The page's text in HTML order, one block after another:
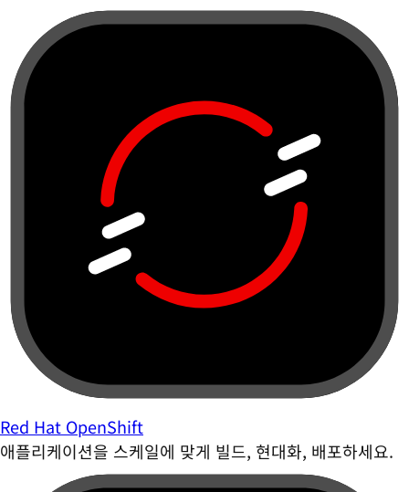
Red Hat OpenShift
애플리케이션을 스케일에 맞게 빌드, 현대화, 배포하세요.